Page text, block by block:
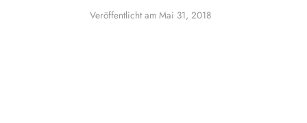
Veröffentlicht am Mai 31, 2018